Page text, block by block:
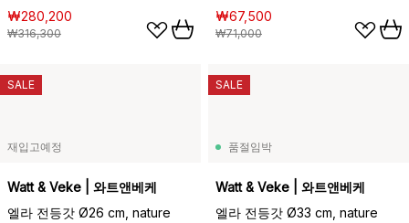
₩280,200
₩316,300
₩67,500
₩71,000
재입고예정
Watt & Veke | 와트앤베케
엘라 전등갓 Ø26 cm, nature
SALE
품절임박
Watt & Veke | 와트앤베케
엘라 전등갓 Ø33 cm, nature
SALE